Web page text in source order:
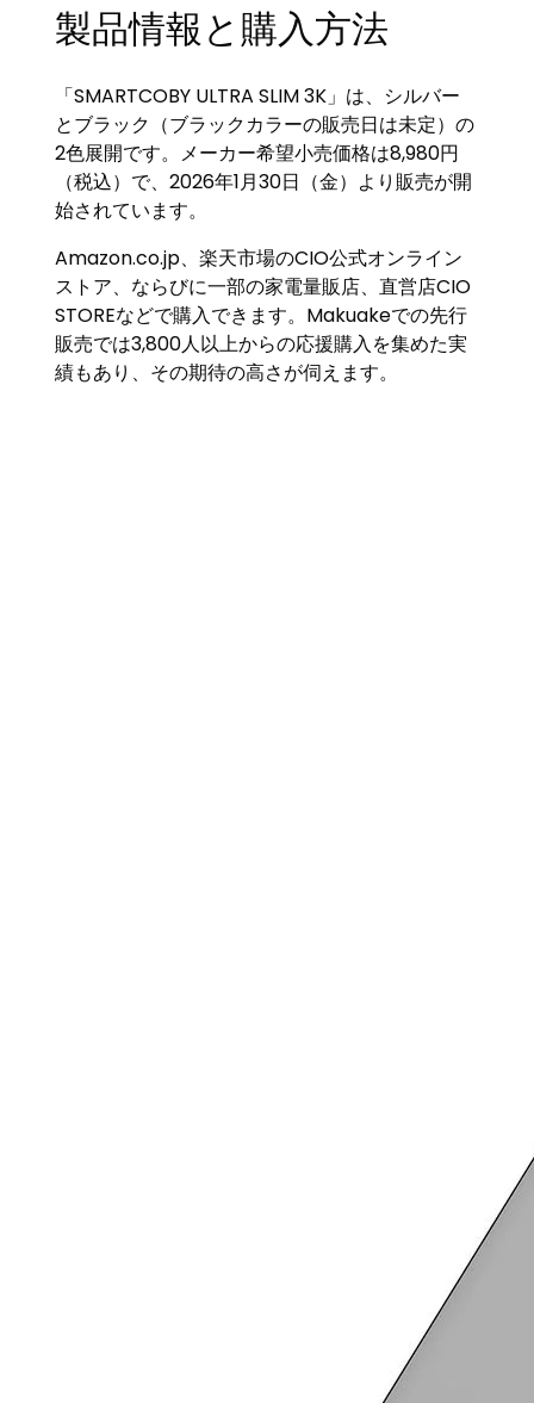
製品情報と購入方法
「SMARTCOBY ULTRA SLIM 3K」は、シルバー
とブラック（ブラックカラーの販売日は未定）の
2色展開です。メーカー希望小売価格は8,980円
（税込）で、2026年1月30日（金）より販売が開
始されています。
Amazon.co.jp、楽天市場のCIO公式オンライン
ストア、ならびに一部の家電量販店、直営店CIO
STOREなどで購入できます。Makuakeでの先行
販売では3,800人以上からの応援購入を集めた実
績もあり、その期待の高さが伺えます。